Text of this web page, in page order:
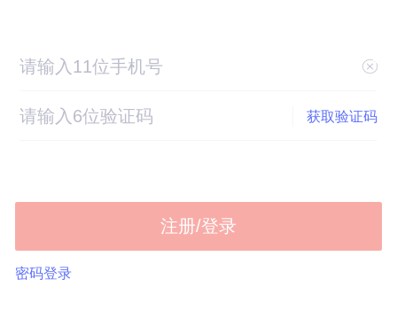
获取验证码
注册/登录
密码登录